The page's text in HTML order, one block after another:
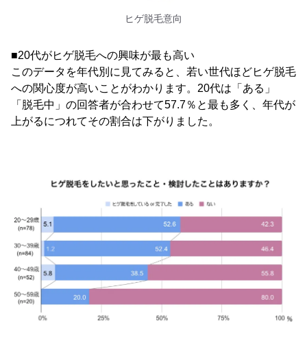
ヒゲ脱毛意向
■20代がヒゲ脱毛への興味が最も高い
このデータを年代別に見てみると、若い世代ほどヒゲ脱毛
への関心度が高いことがわかります。20代は「ある」
「脱毛中」の回答者が合わせて57.7％と最も多く、年代が
上がるにつれてその割合は下がりました。